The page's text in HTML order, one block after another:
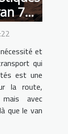
7
et
qui
est une
la route,
avec
que le van